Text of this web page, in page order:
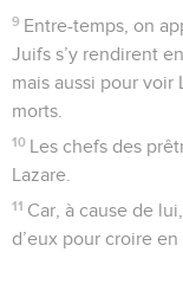
9 Entre-temps, on
Juifs s’y rendirent
mais aussi pour voir
morts.
10 Les chefs des
Lazare.
11 Car, à cause de
d’eux pour croire en